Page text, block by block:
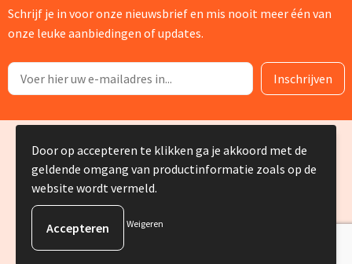
Schrijf je in voor onze nieuwsbrief en mis nooit meer één van
onze leuke aanbiedingen of updates.
© Copyright Silvia Bruin reclame-advies 2025
Door op accepteren te klikken ga je akkoord met de
geldende omgang van productinformatie zoals op de
website wordt vermeld.
Weigeren